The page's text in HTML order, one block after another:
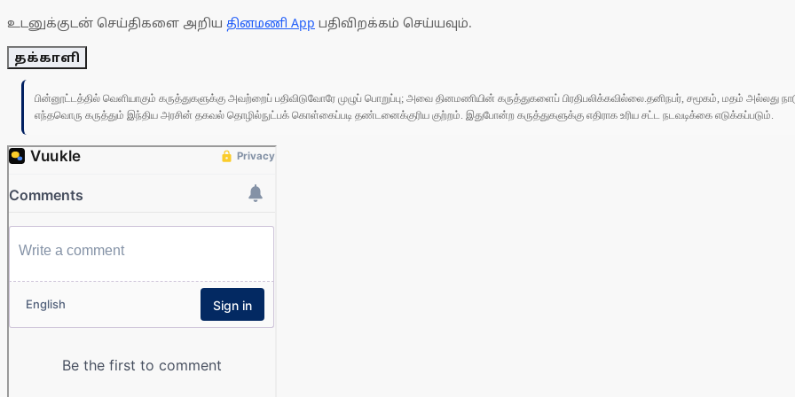
உடனுக்குடன் செய்திகளை அறிய தினமணி App பதிவிறக்கம் செய்யவும்.
தக்காளி
பின்னூட்டத்தில் வெளியாகும் கருத்துகளுக்கு அவற்றைப் பதிவிடுவோரே முழுப் பொறுப்பு; அவை தினமணியின் கருத்துகளைப் பிரதிபலிக்கவில்லை.தனிநபர், சமூகம், மதம் அல்லது
எந்தவொரு கருத்தும் இந்திய அரசின் தகவல் தொழில்நுட்பக் கொள்கைப்படி தண்டனைக்குரிய குற்றம். இதுபோன்ற கருத்துகளுக்கு எதிராக உரிய சட்ட நடவடிக்கை எடுக்கப்படும்.